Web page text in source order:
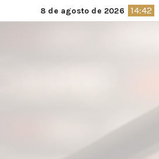
al
8 de agosto de 2026 14:42